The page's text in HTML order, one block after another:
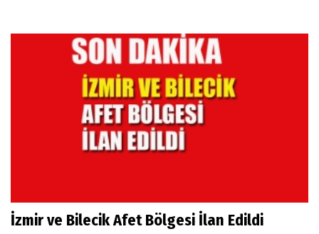
İzmir ve Bilecik Afet Bölgesi İlan Edildi